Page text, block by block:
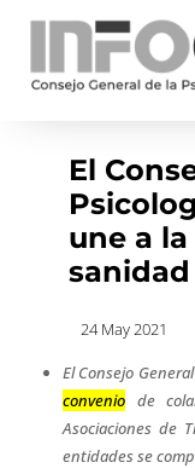
El
une a
sanidad
24 May 2021
El Consejo
conveniode
Asociaciones de
entidades se